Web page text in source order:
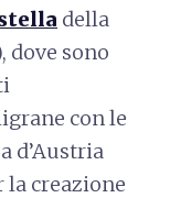
della
dove sono
con le
d’Austria
la creazione